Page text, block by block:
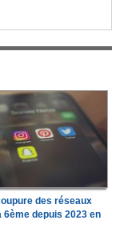
des réseaux
6ème depuis 2023 en